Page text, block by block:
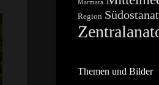
Marmara
Region
Themen und Bilder